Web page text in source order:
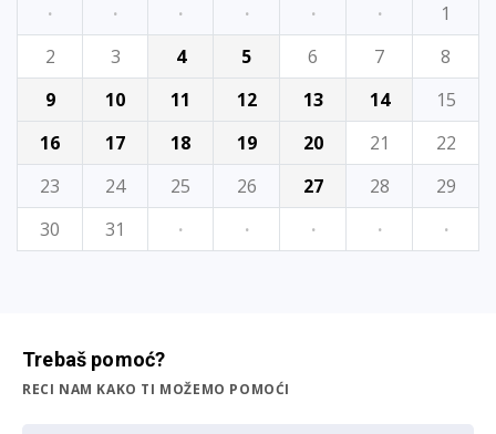
·
· · · · ·
1
2
3 4 5 6 7
8
9
10 11 12 13 14
15
16
17 18 19 20 21
22
23
24 25 26 27 28
29
30
31 · · · · ·
Trebaš pomoć?
RECI NAM KAKO TI MOŽEMO POMOĆI